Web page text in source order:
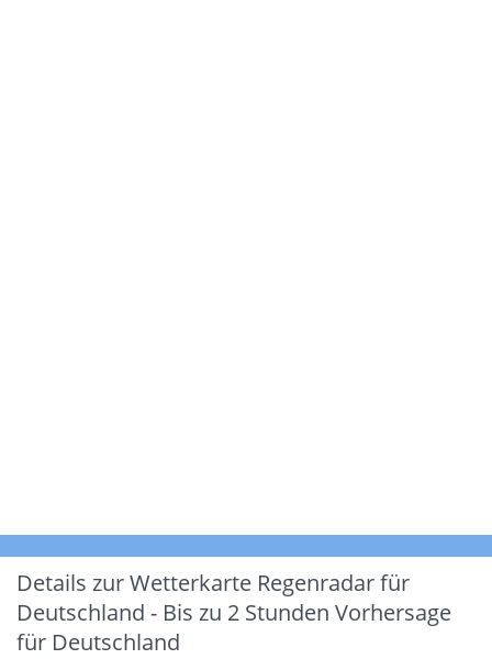
Details zur Wetterkarte Regenradar für
Deutschland - Bis zu 2 Stunden Vorhersage
für Deutschland